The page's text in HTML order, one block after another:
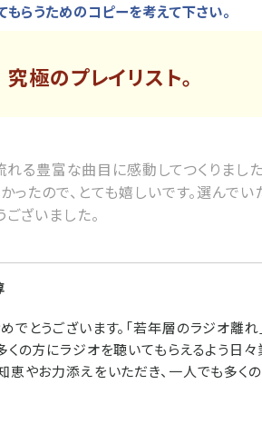
らうためのコピーを考えて下さい。
究極のプレイリスト。
る豊富な曲目に感動してつくりまし
ったので、とても嬉しいです。選んで
ざいました。
とうございます。「若年層のラジオ離
の方にラジオを聴いてもらえるよう日
恵やお力添えをいただき、一人でも多く